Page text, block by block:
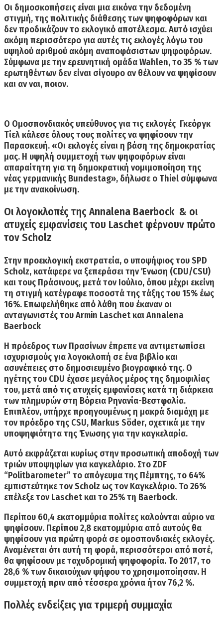
Οι δημοσκοπήσεις είναι μια εικόνα την δεδομένη
στιγμή, της πολιτικής διάθεσης των ψηφοφόρων και
δεν προδικάζουν το εκλογικό αποτέλεσμα. Αυτό ισχύει
ακόμη περισσότερο για αυτές τις εκλογές λόγω του
υψηλού αριθμού ακόμη αναποφάσιστων ψηφοφόρων.
Σύμφωνα με την ερευνητική ομάδαWahlen,το 35 % των
ερωτηθέντων δεν είναι σίγουρο αν θέλουν να ψηφίσουν
και αν ναι, ποιον.
Ο Ομοσπονδιακός υπεύθυνος για τις εκλογές Γκεόργκ
Τίελ κάλεσε όλους τους πολίτες να ψηφίσουν την
Παρασκευή. «Οι εκλογές είναι η βάση της δημοκρατίας
μας. Η υψηλή συμμετοχή των ψηφοφόρων είναι
απαραίτητη για τη δημοκρατική νομιμοποίηση της
νέας γερμανικής Bundestag», δήλωσε ο Thiel σύμφωνα
με την ανακοίνωση.
Οι λογοκλοπές της Annalena Baerbock & οι
ατυχείς εμφανίσεις του Laschet φέρνουν πρώτο
τον Scholz
Στην προεκλογική εκστρατεία, ο υποψήφιος του SPD
Scholz, κατάφερε να ξεπεράσει την Ένωση (CDU/CSU)
και τους Πράσινους, μετά τον Ιούλιο, όπου μέχρι εκείνη
τη στιγμή κατέγραφε ποσοστά της τάξης του 15% έως
16%. Επωφελήθηκε από λάθη που έκαναν οι
ανταγωνιστές τουArmin LaschetκαιAnnalena
Baerbock
Η πρόεδρος των Πρασίνων έπρεπε να αντιμετωπίσει
ισχυρισμούς γιαλογοκλοπή σε ένα βιβλίοκαι
ασυνέπειες στο δημοσιευμένο βιογραφικό της. Ο
ηγέτης του CDU έχασε μεγάλος μέρος της δημοφιλίας
του, μετά από τις ατυχείς εμφανίσεις κατά τη διάρκεια
των πλημυρών στη Βόρεια Ρηνανία-Βεστφαλία.
Επιπλέον, υπήρχε προηγουμένως η μακρά διαμάχη με
τον πρόεδρο της CSU, Markus Söder, σχετικά με την
υποψηφιότητα της Ένωσης για την καγκελαρία.
Αυτό εκφράζεται κυρίως στηνπροσωπική αποδοχή των
τριών υποψηφίωνγια καγκελάριο. Στο ZDF
“Politbarometer” το απόγευμα της Πέμπτης, το 64%
εμπιστεύτηκε τον Scholz ως τον Καγκελάριο. Το26%
επέλεξε τον Laschetκαι το25% τη Baerbock.
Περίπου 60,4 εκατομμύρια πολίτες καλούνται αύριο να
ψηφίσουν. Περίπου 2,8 εκατομμύρια από αυτούς θα
ψηφίσουν για πρώτη φορά σε ομοσπονδιακές εκλογές.
Αναμένεται ότι αυτή τη φορά, περισσότεροι από ποτέ,
θα ψηφίσουν μεταχυδρομική ψηφοφορία. Το 2017, το
28,6 % των δικαιούχων ψήφου το χρησιμοποίησαν. Η
συμμετοχή πριν από τέσσερα χρόνια ήταν 76,2 %.
Πολλές ενδείξεις για τριμερή συμμαχία